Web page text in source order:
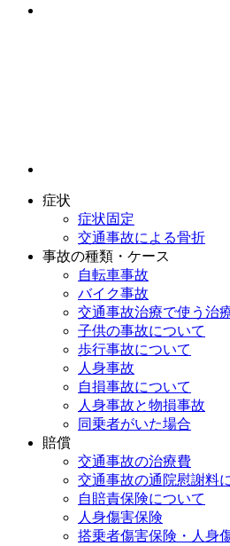
症状
症状固定
交通事故による骨折
事故の種類・ケース
自転車事故
バイク事故
交通事故治療で使う治
子供の事故について
歩行事故について
人身事故
自損事故について
人身事故と物損事故
同乗者がいた場合
賠償
交通事故の治療費
交通事故の通院慰謝料
自賠責保険について
人身傷害保険
搭乗者傷害保険・人身